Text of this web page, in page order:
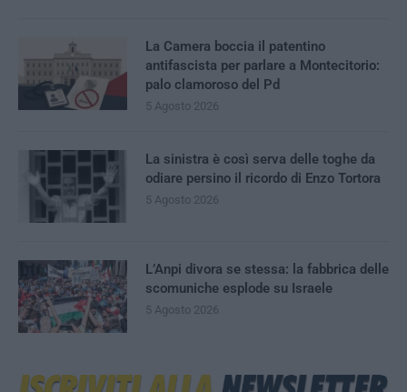
La Camera boccia il patentino
antifascista per parlare a Montecitorio:
palo clamoroso del Pd
5 Agosto 2026
La sinistra è così serva delle toghe da
odiare persino il ricordo di Enzo Tortora
5 Agosto 2026
L’Anpi divora se stessa: la fabbrica delle
scomuniche esplode su Israele
5 Agosto 2026